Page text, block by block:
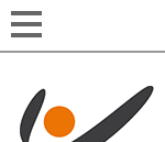
Direkt zum Inhalt
Style-Switcher